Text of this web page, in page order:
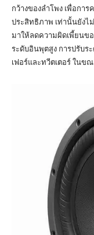
กว้างของลำโพง เพื่อกา
ประสิทธิภาพ เท่านั้นยังไ
มาให้ลดความผิดเพี้ยนขอ
ระดับอินพุตสูง การปรับ
เฟอร์และทวีตเตอร์ ในข